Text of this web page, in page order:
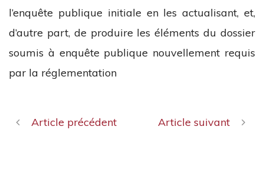
l’enquête publique initiale en les actualisant, et,
d’autre part, de produire les éléments du dossier
soumis à enquête publique nouvellement requis
par la réglementation
Article précédent Article suivant